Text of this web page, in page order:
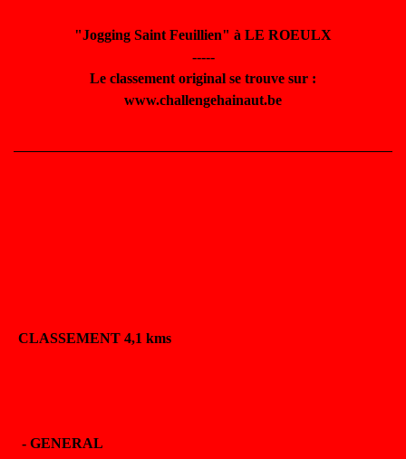
"Jogging Saint Feuillien" à LE ROEULX
-----
Le classement original se trouve sur :
www.challengehainaut.be
CLASSEMENT 4,1 kms
- GENERAL